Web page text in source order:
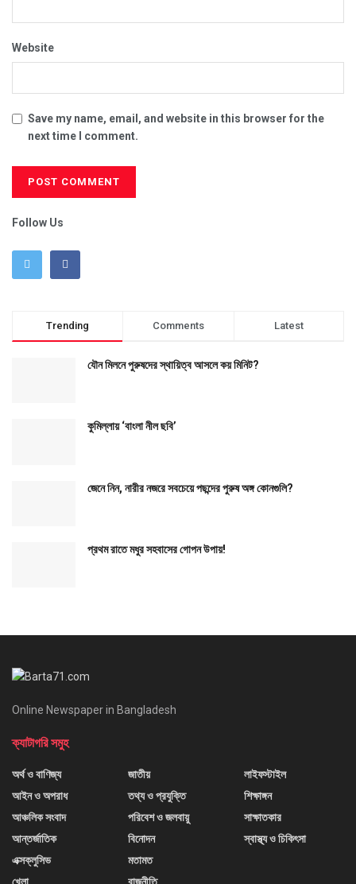
Website
Save my name, email, and website in this browser for the
next time I comment.
Follow Us
Trending Comments Latest
যৌন মিলনে পুরুষদের স্থায়িত্ব আসলে কয় মিনিট?
কুমিল্লায় ‘বাংলা নীল ছবি’
জেনে নিন, নারীর নজরে সবচেয়ে পছন্দের পুরুষ অঙ্গ কোনগুলি?
প্রথম রাতে মধুর সহবাসের গোপন উপায়!
Online Newspaper in Bangladesh
ক্যাটাগরি সমুহ
অর্থ ও বাণিজ্য
আইন ও অপরাধ
আঞ্চলিক সংবাদ
আন্তর্জাতিক
এক্সক্লুসিভ
জাতীয়
তথ্য ও প্রযুক্তি
পরিবেশ ও জলবায়ু
বিনোদন
মতামত
লাইফস্টাইল
শিক্ষাঙ্গন
সাক্ষাতকার
স্বাস্থ্য ও চিকিৎসা